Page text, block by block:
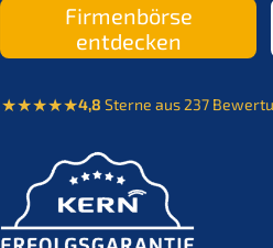
Firmen­bör­se
entdecken
4,8 Sterne aus 237